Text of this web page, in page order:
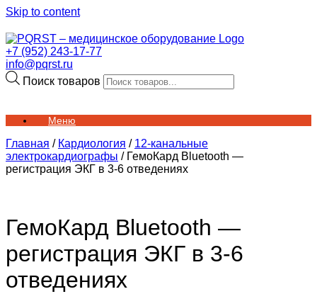
Skip to content
+7 (952) 243-17-77
info@pqrst.ru
Поиск товаров
Меню
Главная / Кардиология / 12-канальные
электрокардиографы / ГемоКард Bluetooth —
регистрация ЭКГ в 3-6 отведениях
ГемоКард Bluetooth —
регистрация ЭКГ в 3-6
отведениях